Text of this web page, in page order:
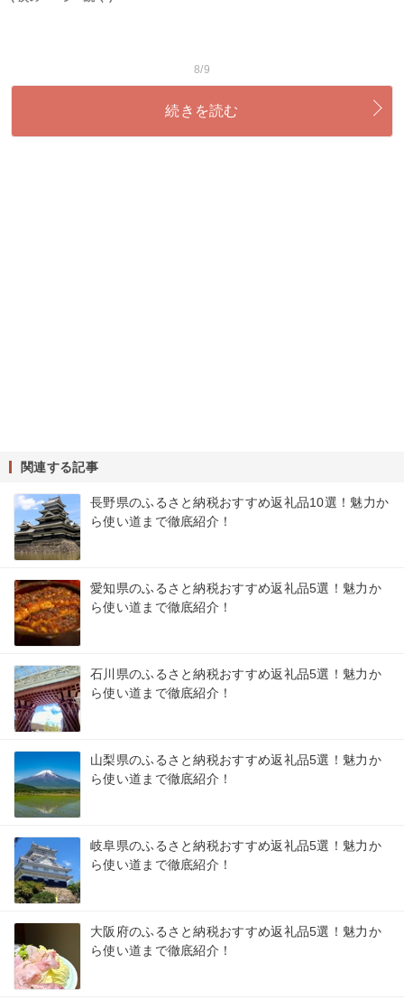
8/9
続きを読む
関連する記事
長野県のふるさと納税おすすめ返礼品10選！魅力か
ら使い道まで徹底紹介！
愛知県のふるさと納税おすすめ返礼品5選！魅力か
ら使い道まで徹底紹介！
石川県のふるさと納税おすすめ返礼品5選！魅力か
ら使い道まで徹底紹介！
山梨県のふるさと納税おすすめ返礼品5選！魅力か
ら使い道まで徹底紹介！
岐阜県のふるさと納税おすすめ返礼品5選！魅力か
ら使い道まで徹底紹介！
大阪府のふるさと納税おすすめ返礼品5選！魅力か
ら使い道まで徹底紹介！